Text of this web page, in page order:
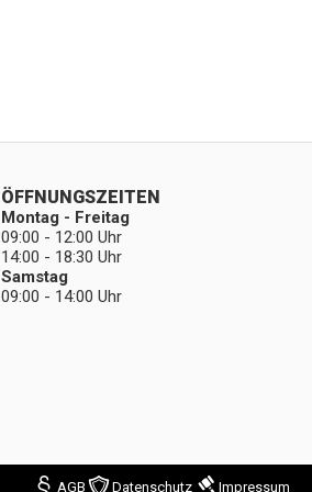
ÖFFNUNGSZEITEN
Montag - Freitag
09:00 - 12:00 Uhr
14:00 - 18:30 Uhr
Samstag
09:00 - 14:00 Uhr
AGB Datenschutz Impressum